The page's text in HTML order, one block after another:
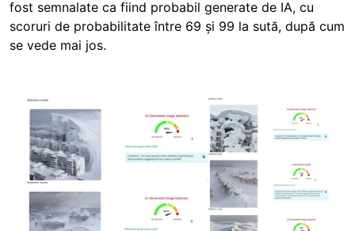
fost semnalate ca fiind probabil generate de IA, cu
scoruri de probabilitate între 69 și 99 la sută, după cum
se vede mai jos.
Image